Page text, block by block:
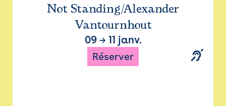
Not Standing/Alexander
Vantournhout
09→ 11 janv.
Réserver